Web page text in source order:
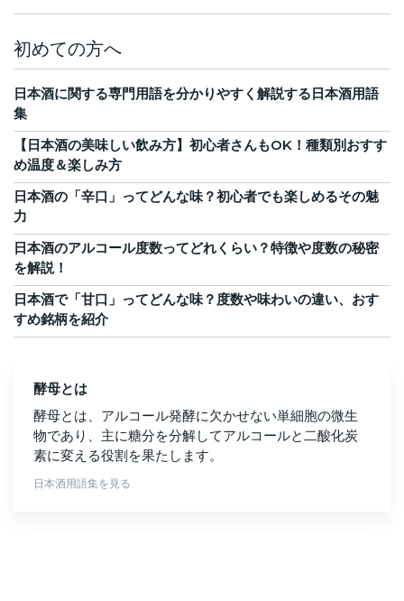
初めての方へ
日本酒に関する専門用語を分かりやすく解説する日本酒用語
集
【日本酒の美味しい飲み方】初心者さんもOK！種類別おすす
め温度＆楽しみ方
日本酒の「辛口」ってどんな味？初心者でも楽しめるその魅
力
日本酒のアルコール度数ってどれくらい？特徴や度数の秘密
を解説！
日本酒で「甘口」ってどんな味？度数や味わいの違い、おす
すめ銘柄を紹介
酵母とは
酵母とは、アルコール発酵に欠かせない単細胞の微生
物であり、主に糖分を分解してアルコールと二酸化炭
素に変える役割を果たします。
日本酒用語集を見る